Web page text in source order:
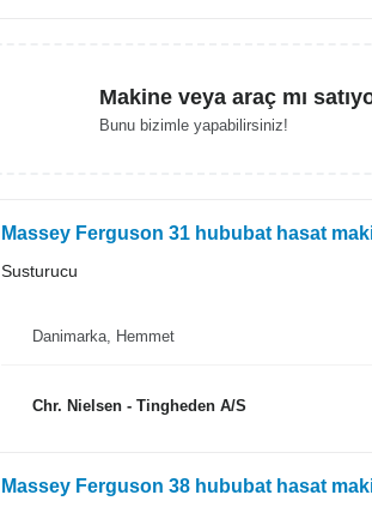
Makine veya araç mı
Bunu bizimle yapabilirsiniz!
Massey Ferguson 31 hububat hasat
Susturucu
Danimarka, Hemmet
Chr. Nielsen - Tingheden A/S
Massey Ferguson 38 hububat hasat